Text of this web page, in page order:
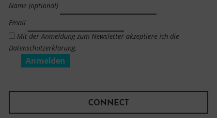
Name (optional)
Email
Mit der Anmeldung zum Newsletter akzeptiere ich die
Datenschutzerklärung.
CONNECT